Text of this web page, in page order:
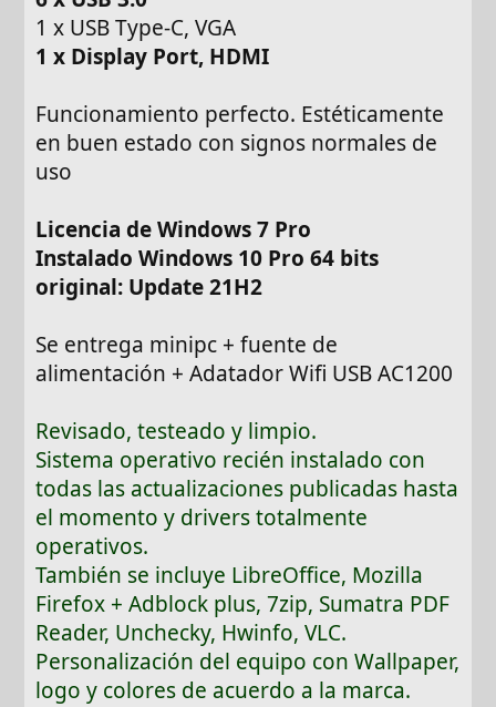
1 x USB Type-C, VGA
1 x Display Port, HDMI
Funcionamiento perfecto. Estéticamente
en buen estado con signos normales de
uso
Licencia de Windows 7 Pro
Instalado Windows 10 Pro 64 bits
original: Update 21H2
Se entrega minipc + fuente de
alimentación + Adatador Wifi USB AC1200
Revisado, testeado y limpio.
Sistema operativo recién instalado con
todas las actualizaciones publicadas hasta
el momento y drivers totalmente
operativos.
También se incluye LibreOffice, Mozilla
Firefox + Adblock plus, 7zip, Sumatra PDF
Reader, Unchecky, Hwinfo, VLC.
Personalización del equipo con Wallpaper,
logo y colores de acuerdo a la marca.